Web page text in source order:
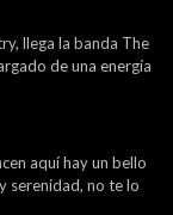
llega la banda The
de una energía
aquí hay un bello
serenidad, no te lo